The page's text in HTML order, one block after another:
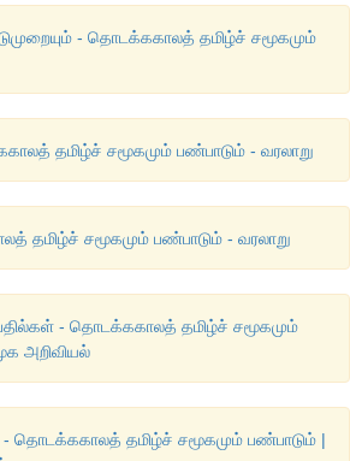
- தொடக்ககாலத் தமிழ்ச் சமூகமும்
தமிழ்ச் சமூகமும் பண்பாடும் - வரலாறு
தமிழ்ச் சமூகமும் பண்பாடும் - வரலாறு
- தொடக்ககாலத் தமிழ்ச் சமூகமும்
அறிவியல்
- தொடக்ககாலத் தமிழ்ச் சமூகமும் பண்பாடும் |